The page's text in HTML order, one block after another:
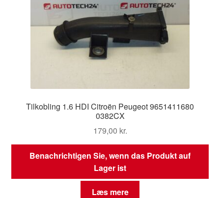
Tilkobling 1.6 HDI Citroën Peugeot 9651411680
0382CX
179,00 kr.
Benachrichtigen Sie, wenn das Produkt auf
Lager ist
Læs mere